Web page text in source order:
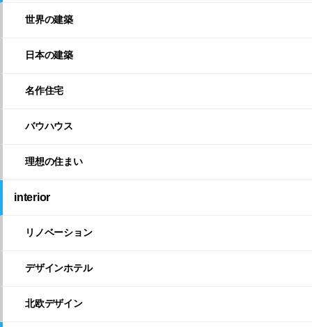
世界の建築
日本の建築
名作住宅
バウハウス
理想の住まい
interior
リノベーション
デザインホテル
北欧デザイン